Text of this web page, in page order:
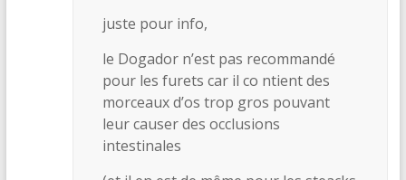
juste pour info,
le Dogador n’est pas recommandé
pour les furets car il co ntient des
morceaux d’os trop gros pouvant
leur causer des occlusions
intestinales